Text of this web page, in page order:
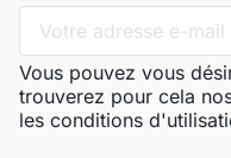
Vous pouvez vous
trouverez pour cela
les conditions